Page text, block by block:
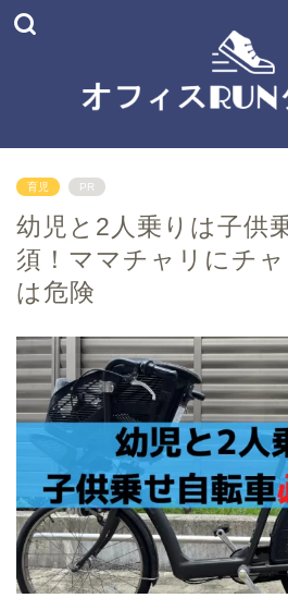
育児 PR
幼児と2人乗りは子供
須！ママチャリにチ
は危険